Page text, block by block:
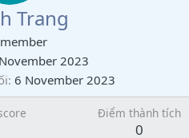
Trang
2023
6 November 2023
Điểm thành tích
0